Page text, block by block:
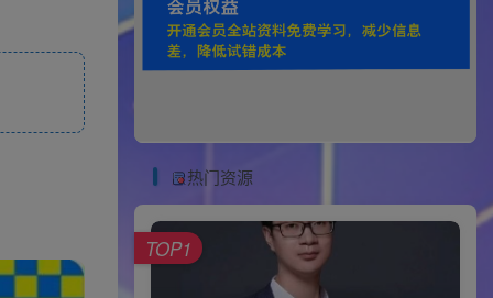
热门资源
TOP1